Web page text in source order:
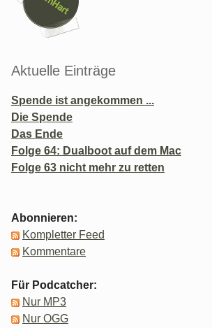
Aktuelle Einträge
Spende ist angekommen ...
Die Spende
Das Ende
Folge 64: Dualboot auf dem Mac
Folge 63 nicht mehr zu retten
Abonnieren:
Kompletter Feed
Kommentare
Für Podcatcher:
Nur MP3
Nur OGG